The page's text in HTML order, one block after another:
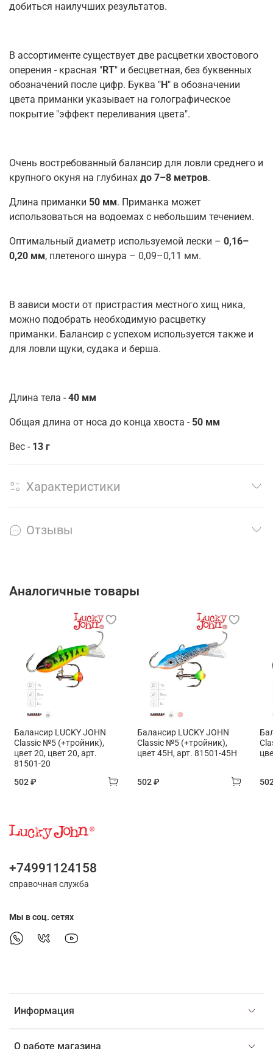
добиться наилучших результатов.
В ассортименте существует две расцветки хвостового
оперения - красная "RT" и бесцветная, без буквенных
обозначений после цифр. Буква "H " в обозначении
цвета приманки указывает на голографическое
покрытие "эффект переливания цвета".
Очень востребованный балансир для ловли среднего и
крупного окуня на глубинах до 7–8 метров.
Длина приманки 50 мм. Приманка может
использоваться на водоемах с небольшим течением.
Оптимальный диаметр используемой лески – 0,16–
0,20 мм, плетеного шнура – 0,09–0,11 мм.
В зависи мости от пристрастия местного хищ ника,
можно подобрать необходимую расцветку
приманки. Балансир с успехом используется также и
для ловли щуки, судака и берша.
Длина тела - 40 мм
Общая длина от носа до конца хвоста - 50 мм
Вес - 13 г
Характеристики
Отзывы
Аналогичные товары
Балансир LUCKY JOHN
Classic №5 (+тройник),
цвет 20, цвет 20, арт.
81501-20
502 ₽
Балансир LUCKY JOHN
Classic №5 (+тройник),
цвет 45H, арт. 81501-45H
502 ₽
Информация
О работе магазина
+74991124158
справочная служба
Мы в соц. сетях